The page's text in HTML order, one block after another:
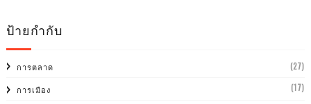
ป้ายกำกับ
การตลาด (27)
การเมือง (17)